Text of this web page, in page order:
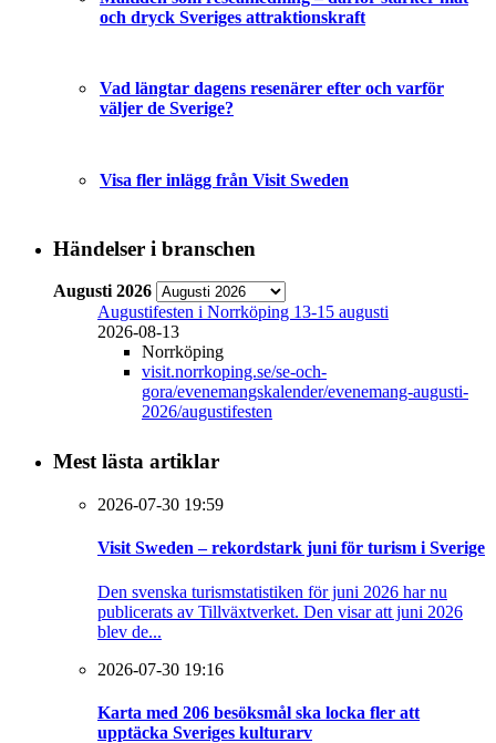
och dryck Sveriges attraktionskraft
Vad längtar dagens resenärer efter och varför
väljer de Sverige?
Visa fler inlägg från Visit Sweden
Händelser i branschen
Augusti 2026
Augustifesten i Norrköping 13-15 augusti
2026-08-13
Norrköping
visit.norrkoping.se/se-och-
gora/evenemangskalender/evenemang-augusti-
2026/augustifesten
Mest lästa artiklar
2026-07-30 19:59
Visit Sweden – rekordstark juni för turism i Sverige
Den svenska turismstatistiken för juni 2026 har nu
publicerats av Tillväxtverket. Den visar att juni 2026
blev de...
2026-07-30 19:16
Karta med 206 besöksmål ska locka fler att
upptäcka Sveriges kulturarv